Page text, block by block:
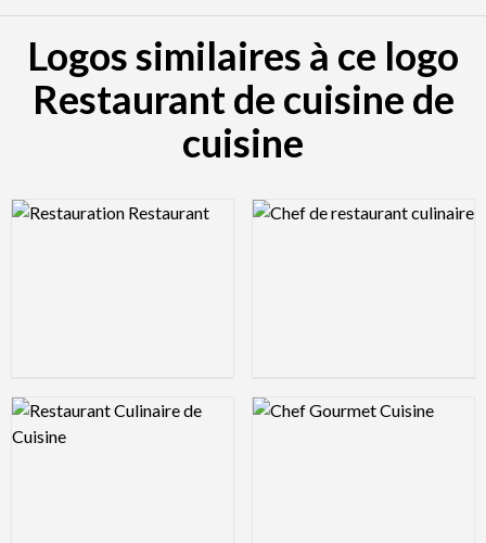
Logos similaires à ce logo
Restaurant de cuisine de
cuisine
Logo Preview Image Logo Preview Image
Logo Preview Image Logo Preview Image